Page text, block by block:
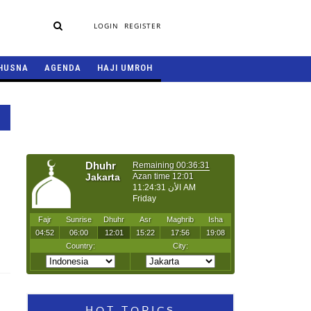
LOGIN REGISTER
AGENDA HAJI UMROH